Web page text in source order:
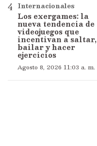
Internacionales
Los exergames: la
nueva tendencia de
videojuegos que
incentivan a saltar,
bailar y hacer
ejercicios
Agosto 8, 2026 11:03 a. m.